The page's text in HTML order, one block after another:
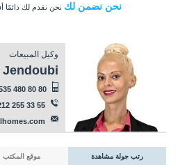
نحن نضمن لك نحن نقدم لك
وكيل المبيعات
Jendoubi
480 80 80
255 33 55
رتب جولة مشاهدة موقع المكتب